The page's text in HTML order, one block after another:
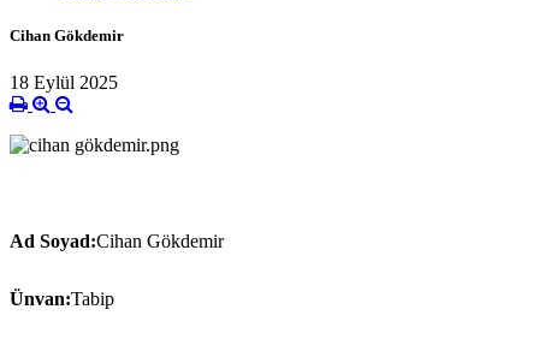
Cihan Gökdemir
18 Eylül 2025
Ad Soyad:Cihan Gökdemir
Ünvan:Tabip